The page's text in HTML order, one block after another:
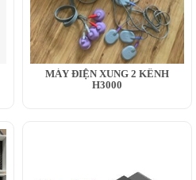
MÁY ĐIỆN XUNG 2 KÊNH
H3000